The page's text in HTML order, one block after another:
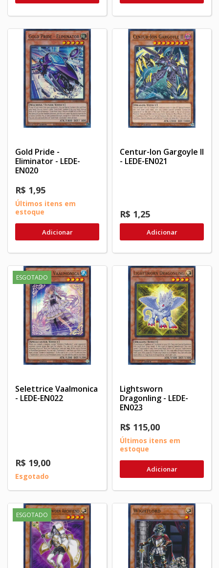
Gold Pride -
Eliminator - LEDE-
EN020
R$ 1,95
Últimos itens em
estoque
Adicionar
Centur-Ion Gargoyle II
- LEDE-EN021
R$ 1,25
Adicionar
ESGOTADO
Selettrice Vaalmonica
- LEDE-EN022
R$ 19,00
Esgotado
Lightsworn
Dragonling - LEDE-
EN023
R$ 115,00
Últimos itens em
estoque
Adicionar
ESGOTADO